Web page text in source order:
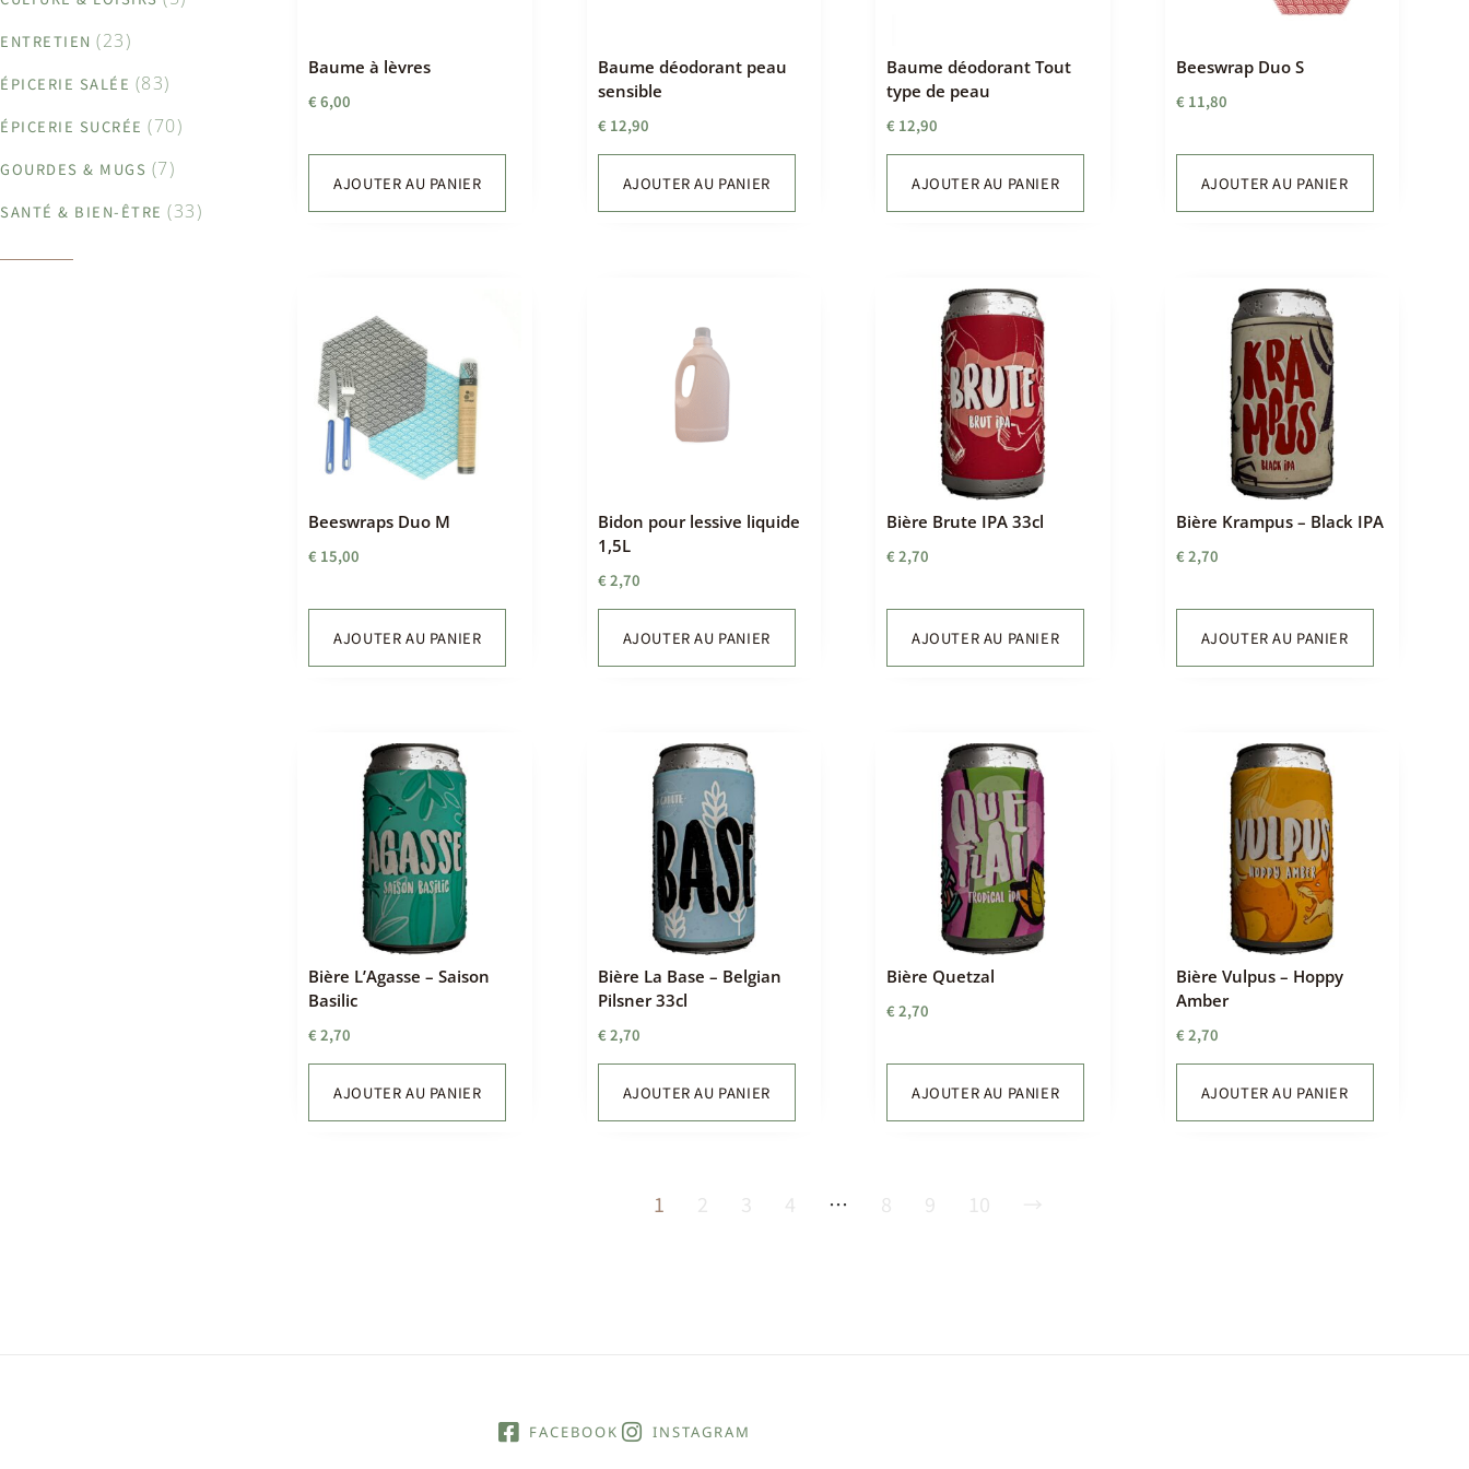
ENTRETIEN (23)
ÉPICERIE SALÉE (83)
ÉPICERIE SUCRÉE (70)
GOURDES & MUGS (7)
SANTÉ & BIEN-ÊTRE (33)
Baume à lèvres
€ 6,00
AJOUTER AU PANIER
Baume déodorant peau
sensible
€ 12,90
AJOUTER AU PANIER
Baume déodorant Tout
type de peau
€ 12,90
AJOUTER AU PANIER
Beeswrap Duo S
€ 11,80
AJOUTER AU PANIER
Beeswraps Duo M
€ 15,00
AJOUTER AU PANIER
Bidon pour lessive liquide
1,5L
€ 2,70
AJOUTER AU PANIER
Bière Brute IPA 33cl
€ 2,70
AJOUTER AU PANIER
Bière Krampus – Black IPA
€ 2,70
AJOUTER AU PANIER
Bière L’Agasse – Saison
Basilic
€ 2,70
AJOUTER AU PANIER
Bière La Base – Belgian
Pilsner 33cl
€ 2,70
AJOUTER AU PANIER
Bière Quetzal
€ 2,70
AJOUTER AU PANIER
Bière Vulpus – Hoppy
Amber
€ 2,70
AJOUTER AU PANIER
1 2 3 4 … 8 9 10 →
FACEBOOK INSTAGRAM